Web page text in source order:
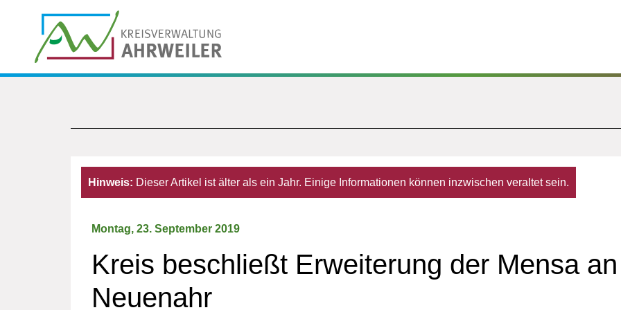
Hinweis: Dieser Artikel ist älter als ein Jahr. Einige Informationen können inzwischen veraltet sein.
Montag, 23. September 2019
Kreis beschließt Erweiterung der Mensa
Neuenahr